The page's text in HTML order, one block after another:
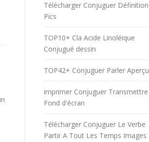
Télécharger Conjuguer Définition
Pics
TOP10+ Cla Acide Linoléique
Conjugué dessin
TOP42+ Conjuguer Parler Aperçu
imprimer Conjuguer Transmettre
Fond d'écran
Télécharger Conjuguer Le Verbe
Partir A Tout Les Temps Images